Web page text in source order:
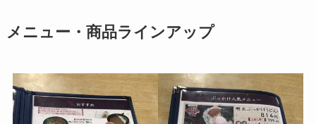
メニュー・商品ラインアップ